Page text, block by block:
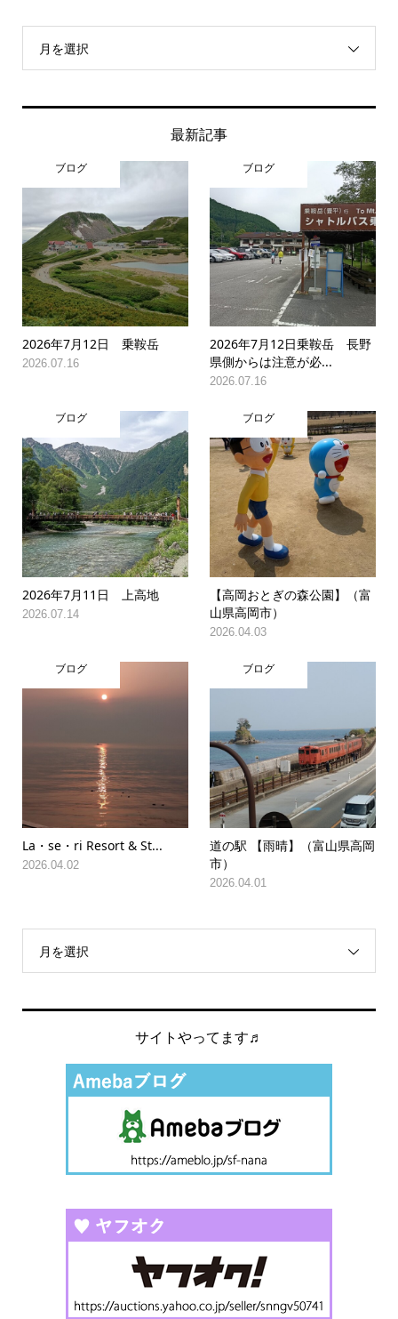
月を選択
最新記事
ブログ
2026年7月12日 乗鞍岳
2026.07.16
ブログ
2026年7月12日乗鞍岳 長野
県側からは注意が必...
2026.07.16
ブログ
2026年7月11日 上高地
2026.07.14
ブログ
【高岡おとぎの森公園】（富
山県高岡市）
2026.04.03
ブログ
La・se・ri Resort & St...
2026.04.02
ブログ
道の駅 【雨晴】（富山県高岡
市）
2026.04.01
月を選択
サイトやってます♬